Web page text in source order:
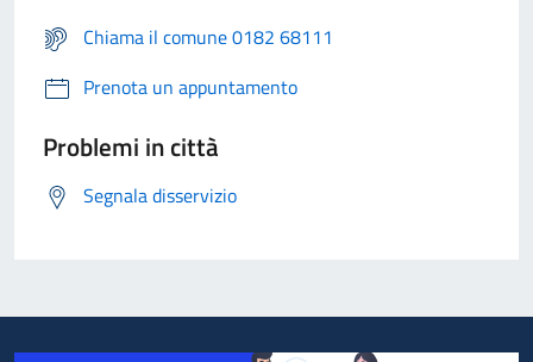
Chiama il comune 0182 68111
Prenota un appuntamento
Problemi in città
Segnala disservizio